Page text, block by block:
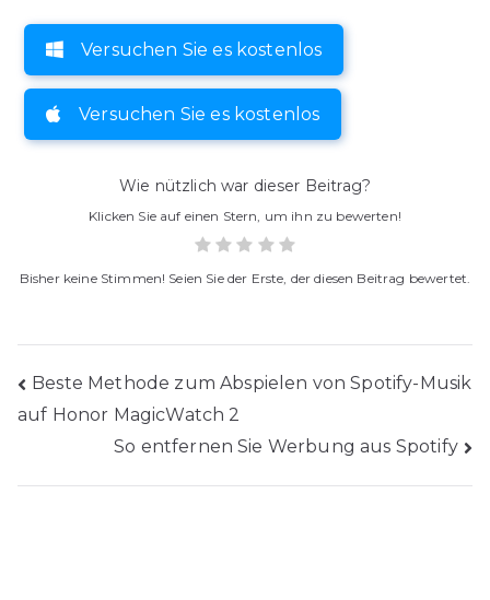
Versuchen Sie es kostenlos
Versuchen Sie es kostenlos
Wie nützlich war dieser Beitrag?
Klicken Sie auf einen Stern, um ihn zu bewerten!
Bisher keine Stimmen! Seien Sie der Erste, der diesen Beitrag bewertet.
Beitragsnavigation
Beste Methode zum Abspielen von Spotify-Musik
auf Honor MagicWatch 2
So entfernen Sie Werbung aus Spotify